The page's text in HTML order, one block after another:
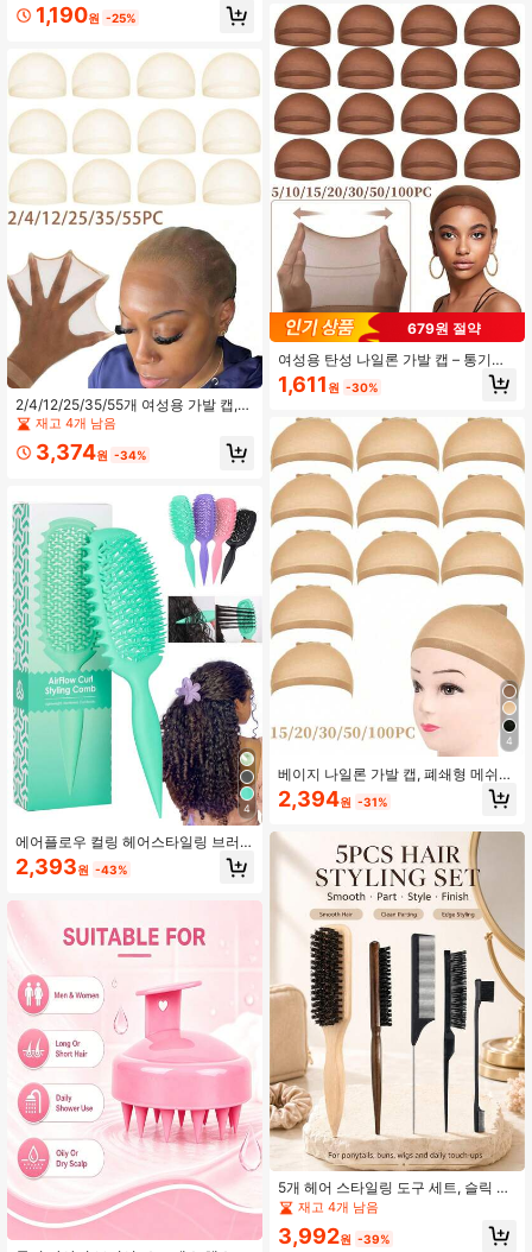
모발에 적합하며, 곱슬머리에 볼륨과
스타일링을 더하고, 당김 방지 컬링 헤
을 위한
1,190원 -25%
2/4/12/25/35/55개 여성용 가발 캡,
신축성 있는 레이스 가발 망으로 안전
운, 일상 착용에 부드러운 편안함, 모
재고 4개 남음
3,374원 -34%
4
에어플로우 컬링 헤어스타일링 브러
쉬, 쉐이핑 컬링 브러쉬, 젖은 모발과
마른 모발에 적합한 통풍 디탱글링 브
브러쉬, 경량 컬링 스타일링 도구, 여
성용 컬링 브러쉬, 새로운 특허 디자인
2,393원 -43%
티에 적합
679원 절약
여성용 탄성 나일론 가발 캡 – 통기성
있는 편안한 레이스 프론트 가발 캡,
블랙, 베이지, 다크 브라운 선택 가능
1,611 원 -30%
4
베이지 나일론 가발 캡, 폐쇄형 메쉬
헤어넷, 탄성 가발 캡, 유니섹스 (15/2
0/30/50/100개/팩)
2,394원 -31%
5개 헤어 스타일링 도구 세트, 슬릭 헤
어 브러시, 쥐꼬리 빗 및 엣지 브러시
키트 (매끄러운 포니테일 번, 부드러운
잔머리, 깔끔한 가르마, 헤어라인 스타
재고 4개 남음
3,992원 -39%